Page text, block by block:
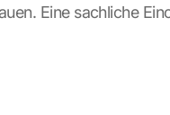
Eine sachliche